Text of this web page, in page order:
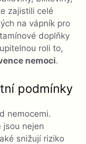
zajistili celé
na vápník pro
doplňky
roli to,
nemoci.
podmínky
nemocemi.
jsou nejen
snižují riziko